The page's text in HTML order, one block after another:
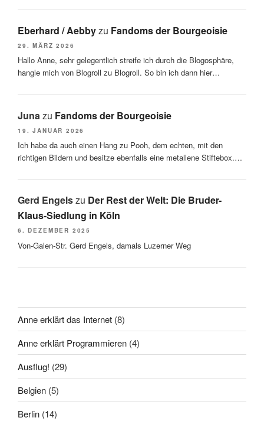
Eberhard / Aebbyzu Fandoms der Bourgeoisie
29. MÄRZ 2026
Hallo Anne, sehr gelegentlich streife ich durch die Blogosphäre,
hangle mich von Blogroll zu Blogroll. So bin ich dann hier…
Juna zu Fandoms der Bourgeoisie
19. JANUAR 2026
Ich habe da auch einen Hang zu Pooh, dem echten, mit den
richtigen Bildern und besitze ebenfalls eine metallene Stiftebox.…
Gerd Engelszu Der Rest der Welt: Die Bruder-
Klaus-Siedlung in Köln
6. DEZEMBER 2025
Von-Galen-Str. Gerd Engels, damals Luzerner Weg
Anne erklärt das Internet (8)
Anne erklärt Programmieren (4)
Ausflug! (29)
Belgien (5)
Berlin (14)